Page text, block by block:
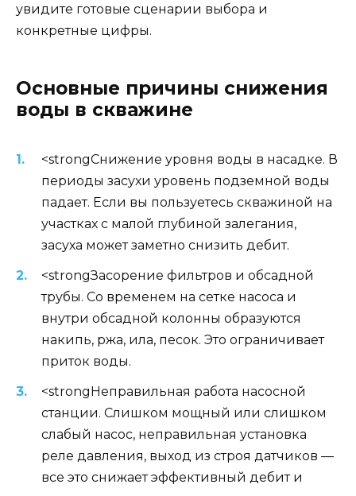
увидите готовые сценарии выбора и
конкретные цифры.
Основные причины снижения
воды в скважине
<strongСнижение уровня воды в насадке. В
периоды засухи уровень подземной воды
падает. Если вы пользуетесь скважиной на
участках с малой глубиной залегания,
засуха может заметно снизить дебит.
<strongЗасорение фильтров и обсадной
трубы. Со временем на сетке насоса и
внутри обсадной колонны образуются
накипь, ржа, ила, песок. Это ограничивает
приток воды.
<strongНеправильная работа насосной
станции. Слишком мощный или слишком
слабый насос, неправильная установка
реле давления, выход из строя датчиков —
все это снижает эффективный дебит и